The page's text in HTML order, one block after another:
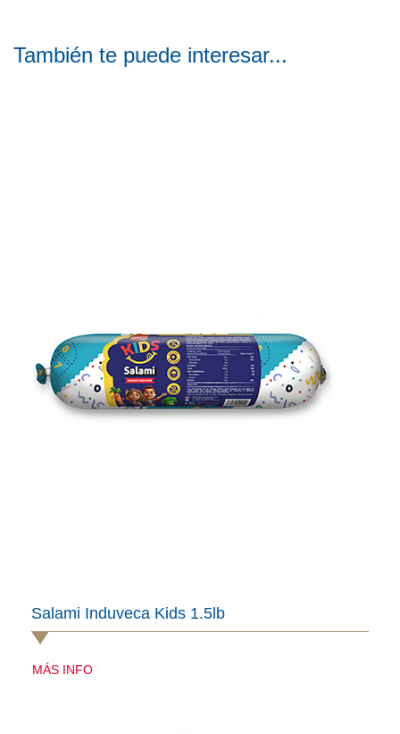
También te puede interesar...
Salami Induveca Kids 1.5lb
MÁS INFO